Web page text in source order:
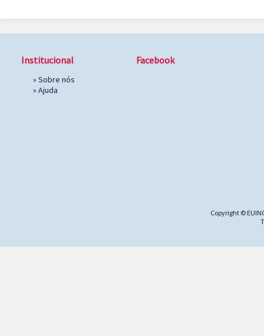
Institucional
» Sobre nós
» Ajuda
Facebook
Copyright ©